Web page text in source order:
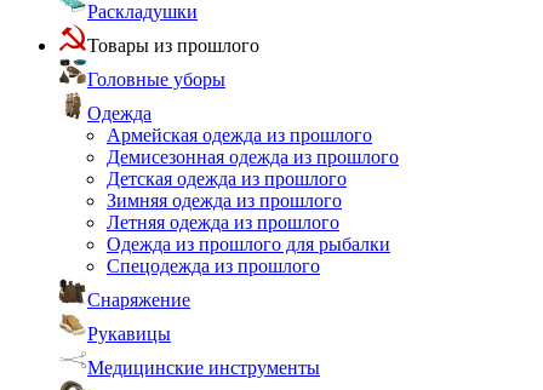
Раскладушки
Товары из прошлого
Головные уборы
Одежда
Армейская одежда из прошлого
Демисезонная одежда из прошлого
Детская одежда из прошлого
Зимняя одежда из прошлого
Летняя одежда из прошлого
Одежда из прошлого для рыбалки
Спецодежда из прошлого
Снаряжение
Рукавицы
Медицинские инструменты